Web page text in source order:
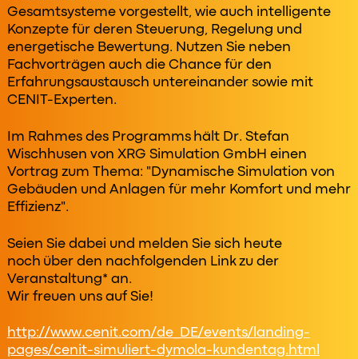
Gesamtsysteme vorgestellt, wie auch intelligente
Konzepte für deren Steuerung, Regelung und
energetische Bewertung. Nutzen Sie neben
Fachvorträgen auch die Chance für den
Erfahrungsaustausch untereinander sowie mit
CENIT-Experten.
Im Rahmes des Programms hält Dr. Stefan
Wischhusen von XRG Simulation GmbH einen
Vortrag zum Thema: "Dynamische Simulation von
Gebäuden und Anlagen für mehr Komfort und mehr
Effizienz".
Seien Sie dabei und melden Sie sich heute
noch über den nachfolgenden Link zu der
Veranstaltung* an.
Wir freuen uns auf Sie!
http://www.cenit.com/de_DE/events/landing-
pages/cenit-simuliert-dymola-kundentag.html